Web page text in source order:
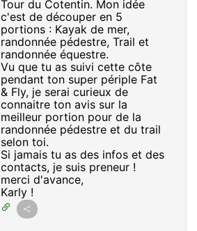
Tour du Cotentin. Mon idée
c'est de découper en 5
portions : Kayak de mer,
randonnée pédestre, Trail et
randonnée équestre.
Vu que tu as suivi cette côte
pendant ton super périple Fat
& Fly, je serai curieux de
connaitre ton avis sur la
meilleur portion pour de la
randonnée pédestre et du trail
selon toi.
Si jamais tu as des infos et des
contacts, je suis preneur !
merci d'avance,
Karly !